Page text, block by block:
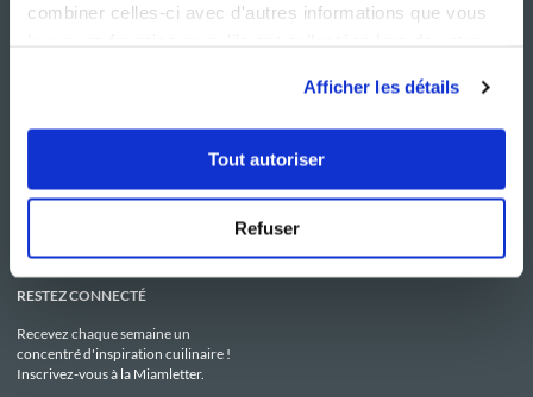
combiner celles-ci avec d'autres informations que vous
Afficher les détails
Tout autoriser
Refuser
Le Mag'
Boutique
C.G.U
Politique de confidentialité
Utilisation des Cookies
RESTEZ CONNECTÉ
Recevez chaque semaine un
concentré d'inspiration cuilinaire !
Inscrivez-vous à la Miamletter.